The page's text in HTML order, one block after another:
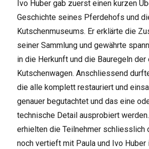
Ivo Huber gab zuerst einen kurzen
Geschichte seines Pferdehofs und
Kutschenmuseums. Er erklärte die
seiner Sammlung und gewährte
in die Herkunft und die Bauregeln der
Kutschenwagen. Anschliessend
die alle komplett restauriert und
genauer begutachtet und das eine
technische Detail ausprobiert
erhielten die Teilnehmer schliesslich
noch vertieft mit Paula und Ivo Huber